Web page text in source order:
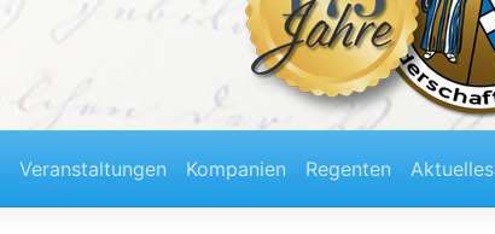
Veranstaltungen Kompanien Regenten Aktuelles